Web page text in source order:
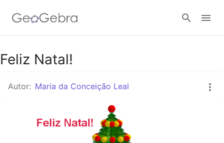
Feliz Natal!
Autor: Maria da Conceição Leal